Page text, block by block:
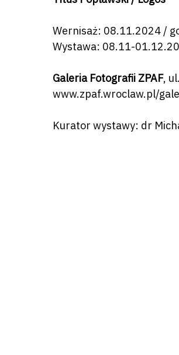
Wernisaż: 08.11.2024 /
Wystawa: 08.11-
Galeria Fotografii ZPAF,
www.zpaf.wroclaw.pl/
Kurator wystawy: dr